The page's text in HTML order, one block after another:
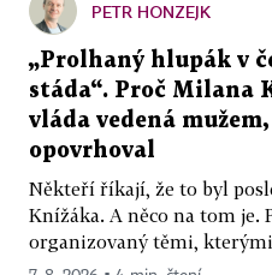
PETR HONZEJK
„Prolhaný hlupák v
stáda“. Proč Milana
vláda vedená
opovrhoval
Někteří říkají, že to byl
Knížáka. A něco na tom je.
organizovaný těmi, kterými